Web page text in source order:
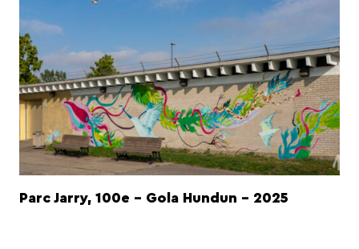
Parc Jarry, 100e - Gola Hundun - 2025